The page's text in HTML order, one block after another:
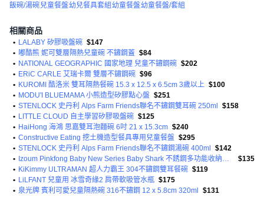
飯碗/湯碗 兒童餐盤幼兒餐具套組 幼童餐盤幼童餐盤/套組
相關商品
• LALABY 矽膠吸盤碗 $147
• 嘟酷熊 妮可雙層隔熱兒童碗 不鏽鋼蓋 $84
• NATIONAL GEOGRAPHIC 國家地理 兒童不鏽鋼碗 $202
• ERiC CARLE 艾瑞卡爾 雙層不鏽鋼碗 $96
• KUROMI 酷洛米 雙耳隔熱餐碗 15.3 x 12.5 x 6.5cm 3歲以上 $100
• MODU'I BLUEMAMA 小熊造型矽膠點心盤 $251
• STENLOCK 史丹利 Alps Farm Friends聯名不鏽鋼雙耳碗 250ml $158
• LITTLE CLOUD 自主學習矽膠吸盤碗 $125
• HaiHong 海鴻 思嘉雙耳泡麵碗 6吋 21 x 15.3cm $240
• Constructive Eating 挖土機造型餐具專用兒童餐盤 $295
• STENLOCK 史丹利 Alps Farm Friends聯名不鏽鋼湯碗 400ml $142
•
$135
• KiKimmy ULTRAMAN 超人力霸王 304不鏽鋼雙耳餐碗 $119
• LiLFANT 兒童用 冰雪奇緣2 肩帶軟吸管水瓶 $175
• 泉光牌 賓利可愛兒童隔熱碗 316不鏽鋼 12 x 5.8cm 320ml $131